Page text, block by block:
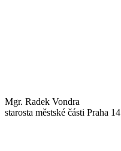
Mgr. Radek Vondra
starosta městské části Praha 14